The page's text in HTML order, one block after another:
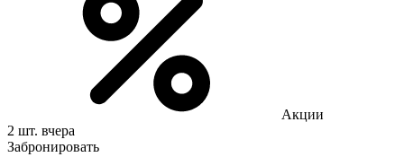
Акции
2 шт. вчера
Забронировать